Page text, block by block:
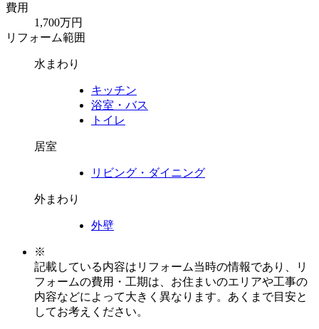
費用
1,700万円
リフォーム範囲
水まわり
キッチン
浴室・バス
トイレ
居室
リビング・ダイニング
外まわり
外壁
※
記載している内容はリフォーム当時の情報であり、リ
フォームの費用・工期は、お住まいのエリアや工事の
内容などによって大きく異なります。あくまで目安と
してお考えください。